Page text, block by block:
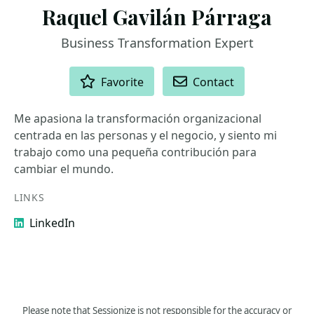
Raquel Gavilán Párraga
Business Transformation Expert
Favorite Contact
Me apasiona la transformación organizacional
centrada en las personas y el negocio, y siento mi
trabajo como una pequeña contribución para
cambiar el mundo.
LINKS
LinkedIn
Please note that Sessionize is not responsible for the accuracy or